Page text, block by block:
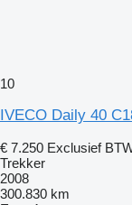
10
IVECO Daily 40
€ 7.250 Exclusief
Trekker
2008
300.830 km